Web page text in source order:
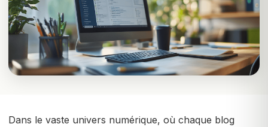
Dans le vaste univers numérique, où chaque blog